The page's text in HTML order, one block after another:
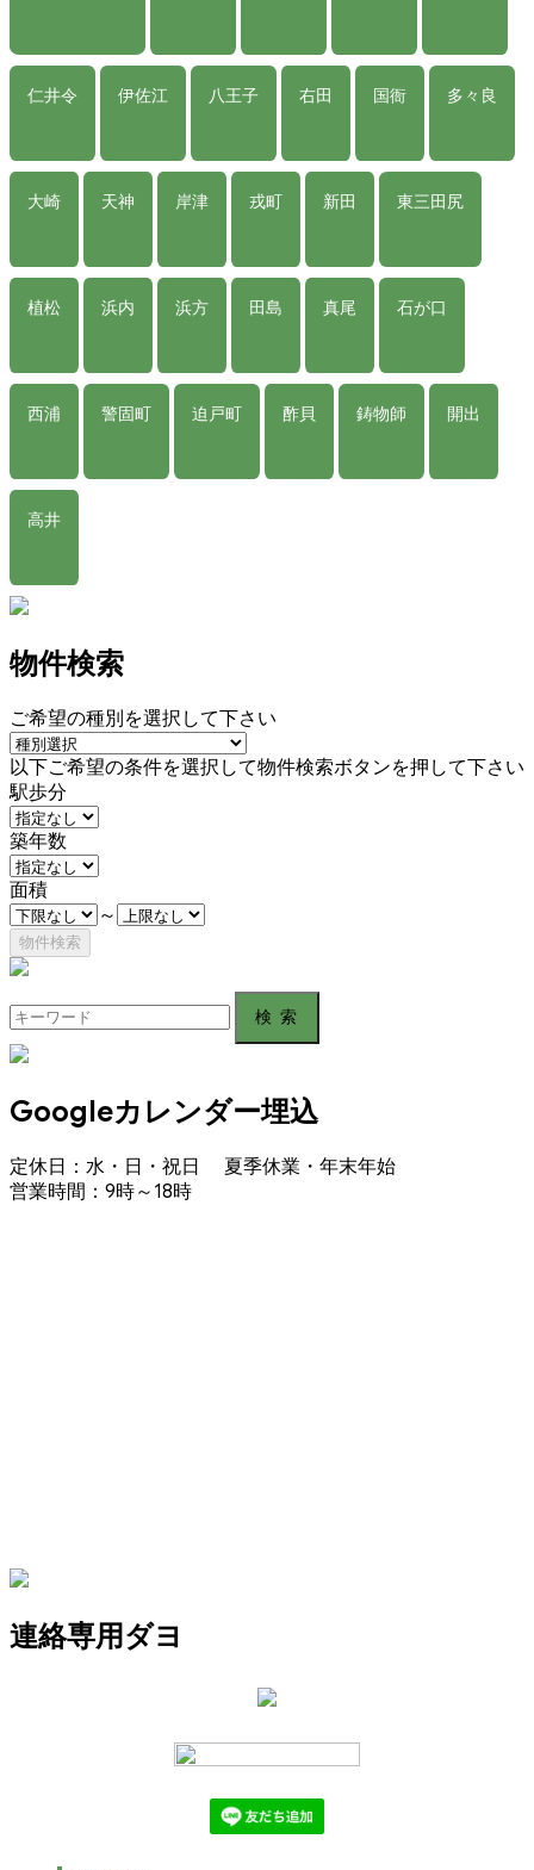
仁井令 伊佐江 八王子 右田 国衙 多々良
大崎 天神 岸津 戎町 新田 東三田尻
植松 浜内 浜方 田島 真尾 石が口
西浦 警固町 迫戸町 酢貝 鋳物師 開出
高井
物件検索
ご希望の種別を選択して下さい
以下ご希望の条件を選択して物件検索ボタンを押して下さい
駅歩分
築年数
面積
～
for:
Googleカレンダー埋込
定休日：水・日・祝日 夏季休業・年末年始
営業時間：9時～18時
連絡専用ダヨ